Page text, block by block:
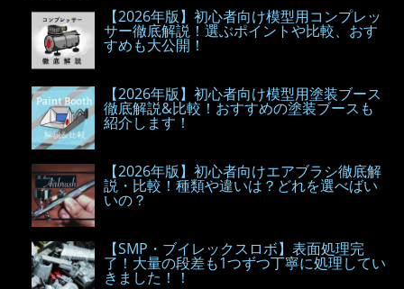
【2026年版】初心者向け模型用コンプレッ
サー徹底解説！選ぶポイントや比較、おす
すめも大公開！
【2026年版】初心者向け模型用塗装ブース
徹底解説&比較！おすすめの塗装ブースも
紹介します！
【2026年版】初心者向けエアブラシ徹底解
説・比較！種類や違いは？どれを選べばい
いの？
【SMP・ブイレックスロボ】表面処理完
了！大量の段差も1つずつ丁寧に処理してい
きました！！